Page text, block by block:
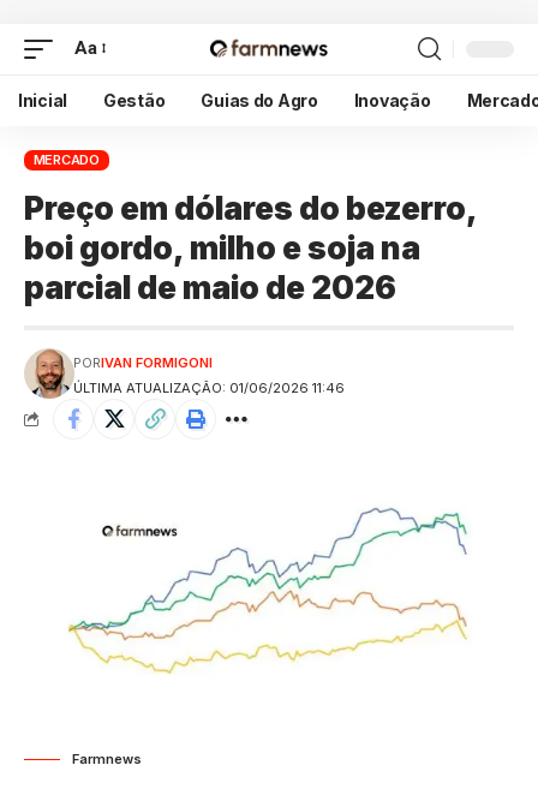
Aa
Inicial Gestão Guias do Agro Inovação
MERCADO
Preço em dólares do bezerro,
boi gordo, milho e soja na
parcial de maio de 2026
ÚLTIMA ATUALIZAÇÃO: 01/06/2026 11:46
PORIVAN FORMIGONI
Farmnews